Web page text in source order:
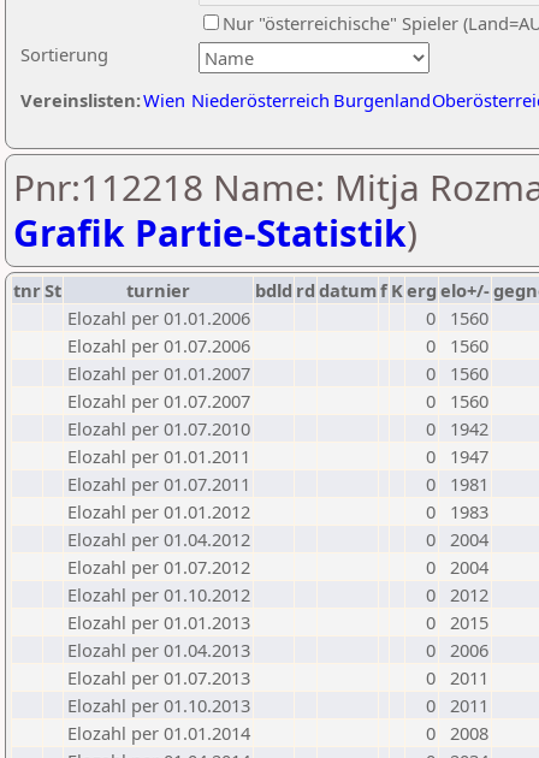
Sortierung
Nur "österreichische" Spieler
Vereinslisten:Wien Niederösterreich Burgenland
Pnr:112218 Name: Mitja
Grafik Partie-Statistik)
tnrSt turnier bdld rd datumf Kerg elo+/-
Elozahl per 01.01.2006
0
1560
Elozahl per 01.07.2006
0
1560
Elozahl per 01.01.2007
0
1560
Elozahl per 01.07.2007
0
1560
Elozahl per 01.07.2010
0
1942
Elozahl per 01.01.2011
0
1947
Elozahl per 01.07.2011
0
1981
Elozahl per 01.01.2012
0
1983
Elozahl per 01.04.2012
0 2004
Elozahl per 01.07.2012
0 2004
Elozahl per 01.10.2012
0 2012
Elozahl per 01.01.2013
0 2015
Elozahl per 01.04.2013
0 2006
Elozahl per 01.07.2013
0 2011
Elozahl per 01.10.2013
0 2011
Elozahl per 01.01.2014
0 2008